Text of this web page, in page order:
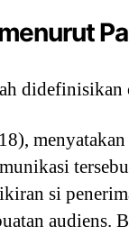
didefinisikan
si
audiens.